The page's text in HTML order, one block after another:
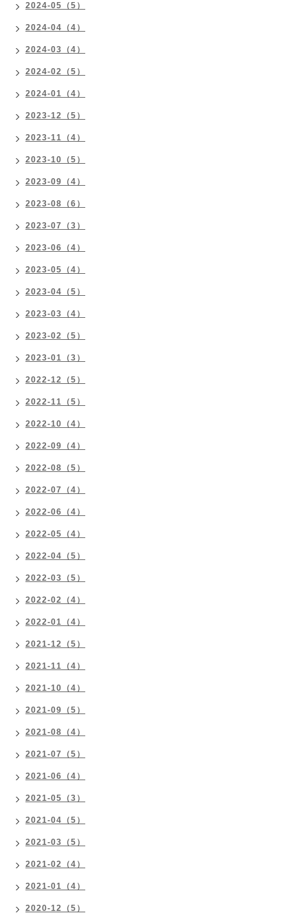
2024-05（5）
2024-04（4）
2024-03（4）
2024-02（5）
2024-01（4）
2023-12（5）
2023-11（4）
2023-10（5）
2023-09（4）
2023-08（6）
2023-07（3）
2023-06（4）
2023-05（4）
2023-04（5）
2023-03（4）
2023-02（5）
2023-01（3）
2022-12（5）
2022-11（5）
2022-10（4）
2022-09（4）
2022-08（5）
2022-07（4）
2022-06（4）
2022-05（4）
2022-04（5）
2022-03（5）
2022-02（4）
2022-01（4）
2021-12（5）
2021-11（4）
2021-10（4）
2021-09（5）
2021-08（4）
2021-07（5）
2021-06（4）
2021-05（3）
2021-04（5）
2021-03（5）
2021-02（4）
2021-01（4）
2020-12（5）